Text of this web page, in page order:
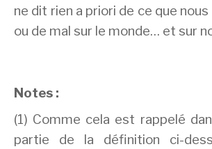
ne dit rien a priori de ce que
ou de mal sur le monde… et sur
Notes :
(1) Comme cela est rappelé
partie de la définition ci-